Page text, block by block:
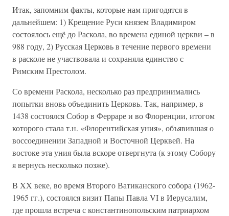
Итак, запомним факты, которые нам пригодятся в
дальнейшем: 1) Крещение Руси князем Владимиром
состоялось ещё до Раскола, во времена единой церкви – в
988 году, 2) Русская Церковь в течение первого времени
в расколе не участвовала и сохраняла единство с
Римским Престолом.
Со времени Раскола, несколько раз предпринимались
попытки вновь объединить Церковь. Так, например, в
1438 состоялся Собор в Ферраре и во Флоренции, итогом
которого стала т.н. «Флорентийская уния», объявившая о
воссоединении Западной и Восточной Церквей. На
востоке эта уния была вскоре отвергнута (к этому Собору
я вернусь несколько позже).
В XX веке, во время Второго Ватиканского собора (1962-
1965 гг.), состоялся визит Папы Павла VI в Иерусалим,
где прошла встреча с константинопольским патриархом